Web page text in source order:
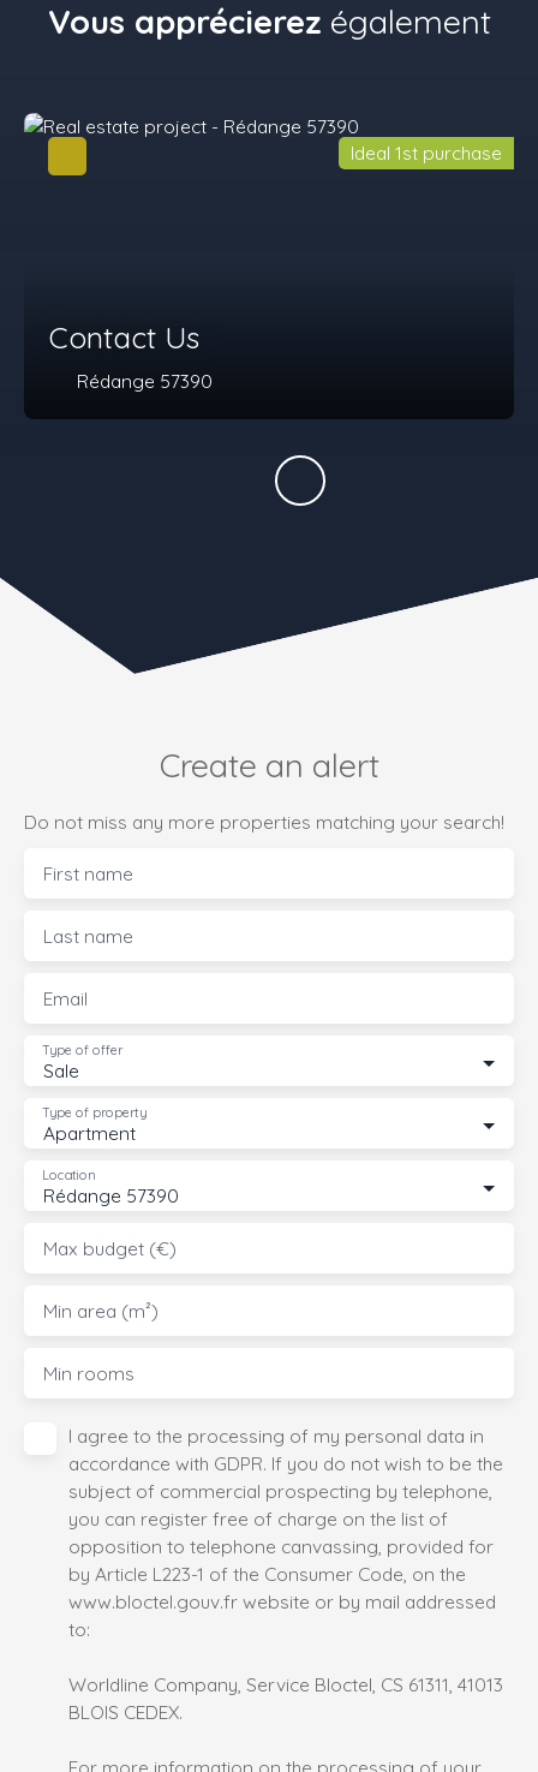
Vous apprécierez également
Contact Us
Rédange 57390
Ideal 1st purchase
Create an alert
Do not miss any more properties matching your search!
First name
Last name
Email
Sale
Type of offer
Apartment
Type of property
Rédange 57390
Location
Max budget (€)
Min area (m²)
Min rooms
I agree to the processing of my personal data in
accordance with GDPR. If you do not wish to be the
subject of commercial prospecting by telephone,
you can register free of charge on the list of
opposition to telephone canvassing, provided for
by Article L223-1 of the Consumer Code, on the
www.bloctel.gouv.fr website or by mail addressed
to:
Worldline Company, Service Bloctel, CS 61311, 41013
BLOIS CEDEX.